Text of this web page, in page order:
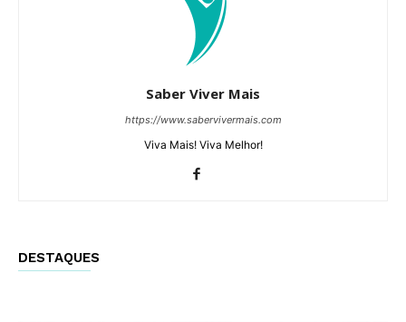
Saber Viver Mais
https://www.sabervivermais.com
Viva Mais! Viva Melhor!
DESTAQUES